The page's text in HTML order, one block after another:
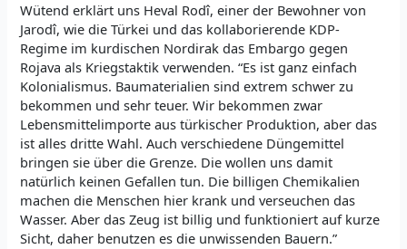
Wütend erklärt uns Heval Rodî, einer der Bewohner von
Jarodî, wie die Türkei und das kollaborierende KDP-
Regime im kurdischen Nordirak das Embargo gegen
Rojava als Kriegstaktik verwenden. “Es ist ganz einfach
Kolonialismus. Baumaterialien sind extrem schwer zu
bekommen und sehr teuer. Wir bekommen zwar
Lebensmittelimporte aus türkischer Produktion, aber das
ist alles dritte Wahl. Auch verschiedene Düngemittel
bringen sie über die Grenze. Die wollen uns damit
natürlich keinen Gefallen tun. Die billigen Chemikalien
machen die Menschen hier krank und verseuchen das
Wasser. Aber das Zeug ist billig und funktioniert auf kurze
Sicht, daher benutzen es die unwissenden Bauern.”